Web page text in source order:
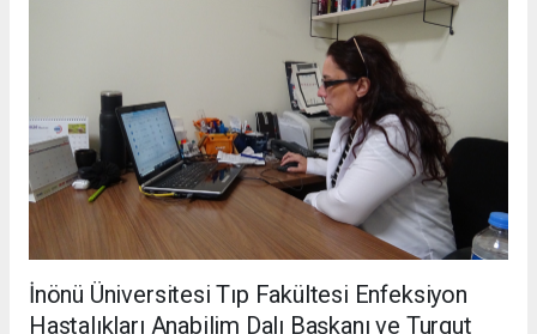
İnönü Üniversitesi Tıp Fakültesi Enfeksiyon
Hastalıkları Anabilim Dalı Başkanı ve Turgut